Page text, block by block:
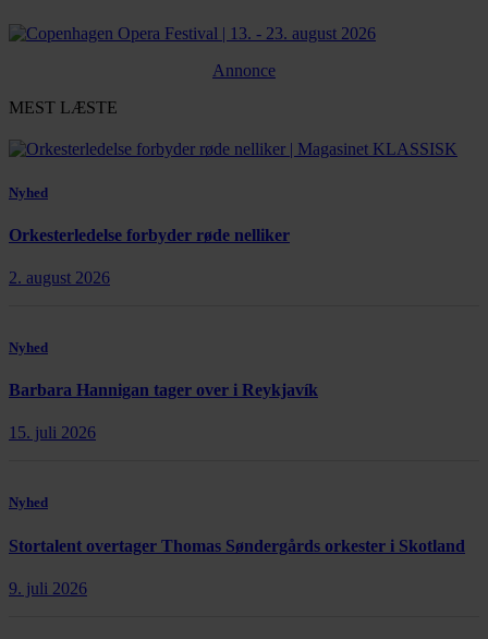
Annonce
MEST LÆSTE
Nyhed
Orkesterledelse forbyder røde nelliker
2. august 2026
Nyhed
Barbara Hannigan tager over i Reykjavík
15. juli 2026
Nyhed
Stortalent overtager Thomas Søndergårds orkester i Skotland
9. juli 2026